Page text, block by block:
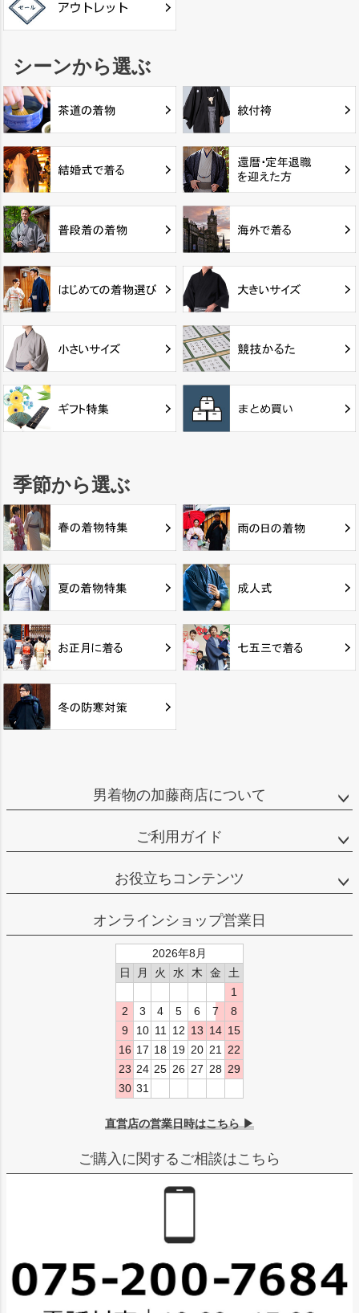
シーンから選ぶ
季節から選ぶ
男着物の加藤商店について
ご利用ガイド
お役立ちコンテンツ
オンラインショップ営業日
2026年8月
日
月 火 水 木 金
土
1
2
3 4 5 6 7
8
9
10 11 12 13 14 15
16 17 18 19 20 21 22
23 24 25 26 27 28 29
30 31
直営店の営業日時はこちら ▶
ご購入に関するご相談はこちら